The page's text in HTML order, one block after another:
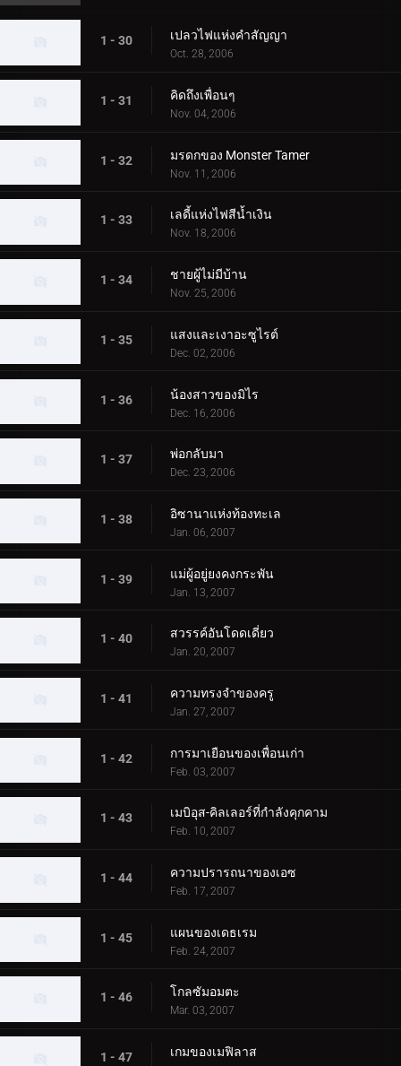
1 - 30 เปลวไฟแห่งคำสัญญา
Oct. 28, 2006
1 - 31 คิดถึงเพื่อนๆ
Nov. 04, 2006
1 - 32 มรดกของ Monster Tamer
Nov. 11, 2006
1 - 33 เลดี้แห่งไฟสีน้ำเงิน
Nov. 18, 2006
1 - 34 ชายผู้ไม่มีบ้าน
Nov. 25, 2006
1 - 35 แสงและเงาอะซูไรต์
Dec. 02, 2006
1 - 36 น้องสาวของมิไร
Dec. 16, 2006
1 - 37 พ่อกลับมา
Dec. 23, 2006
1 - 38 อิซานาแห่งท้องทะเล
Jan. 06, 2007
1 - 39 แม่ผู้อยู่ยงคงกระพัน
Jan. 13, 2007
1 - 40 สวรรค์อันโดดเดี่ยว
Jan. 20, 2007
1 - 41 ความทรงจำของครู
Jan. 27, 2007
1 - 42 การมาเยือนของเพื่อนเก่า
Feb. 03, 2007
1 - 43 เมบิอุส-คิลเลอร์ที่กำลังคุกคาม
Feb. 10, 2007
1 - 44 ความปรารถนาของเอซ
Feb. 17, 2007
1 - 45 แผนของเดธเรม
Feb. 24, 2007
1 - 46 โกลซัมอมตะ
Mar. 03, 2007
1 - 47 เกมของเมฟิลาส